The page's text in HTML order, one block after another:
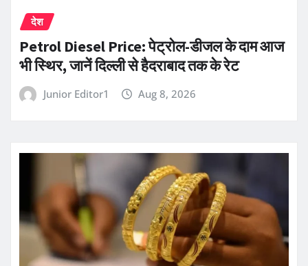
देश
Petrol Diesel Price: पेट्रोल-डीजल के दाम आज
भी स्थिर, जानें दिल्ली से हैदराबाद तक के रेट
Junior Editor1 Aug 8, 2026